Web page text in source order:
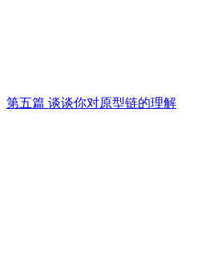
第五篇 谈谈你对原型链的理解